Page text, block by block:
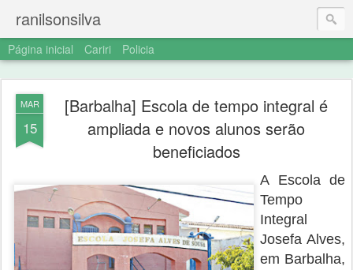
ranilsonsilva
Página inicial Cariri Policia
MAR
15
[Barbalha] Escola de tempo integral é
ampliada e novos alunos serão
beneficiados
A Escola de
Tempo
Integral
Josefa Alves,
em Barbalha,